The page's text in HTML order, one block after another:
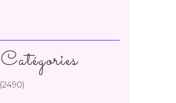
Catégories
(2490)